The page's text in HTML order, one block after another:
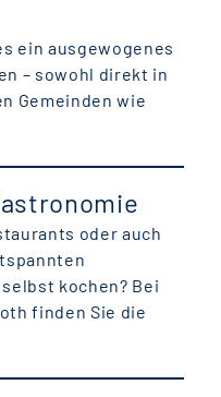
ein ausgewogenes
– sowohl direkt in
Gemeinden wie
oder auch
kochen? Bei
finden Sie die